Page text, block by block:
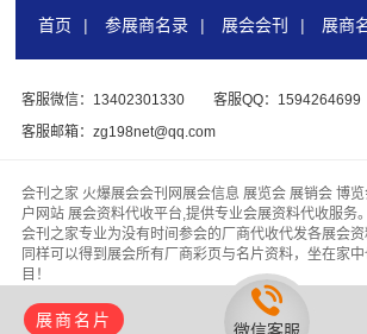
首页 | 参展商名录 | 展会会刊 | 展商
客服微信：13402301330
客服QQ：1594264699
客服邮箱：zg198net@qq.com
会刊之家 火爆展会会刊网展会信息 展览会 展销会 博览
户网站 展会资料代收平台,提供专业会展资料代收服务。
会刊之家专业为没有时间参会的厂商代收代发各展会
同样可以得到展会所有厂商彩页与名片资料，坐在家
目！
【会刊之家www.zhanhuihuikan.com】
羊，为客户找厂家、为厂家找客户！
展商名片